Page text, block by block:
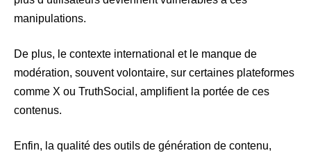
manipulations.
De plus, le contexte international et le manque de
modération, souvent volontaire, sur certaines plateformes
comme X ou TruthSocial, amplifient la portée de ces
contenus.
Enfin, la qualité des outils de génération de contenu,